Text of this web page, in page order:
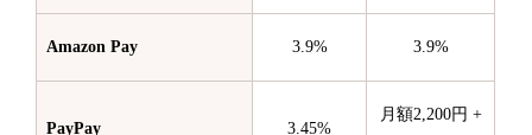
Amazon Pay 3.9% 3.9%
PayPay 3.45%
月額2,200円 +